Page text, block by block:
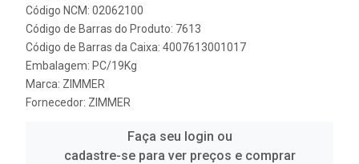
Código NCM: 02062100
Código de Barras do Produto: 7613
Código de Barras da Caixa: 4007613001017
Embalagem: PC/19Kg
Marca: ZIMMER
Fornecedor: ZIMMER
Faça seu login ou
cadastre-se para ver preços e comprar